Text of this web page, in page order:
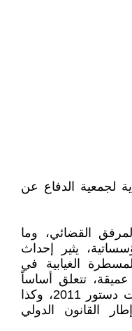
لجمعية الدفاع عن
القضائي، وما
يثير إحداث
الغيابية في
عميقة، تتعلق أساساً
بمدى احترام هذا الإجراء لمقتضيات دستور 2011، وكذا
القانون الدولي